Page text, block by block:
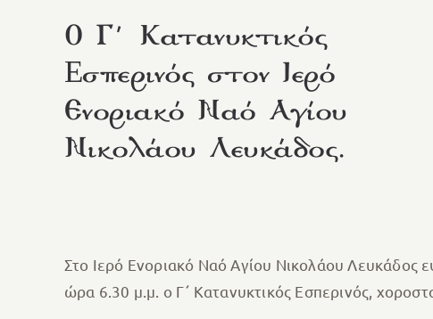
Ο Γ΄ Κατανυκτικός
Eσπερινός στον Ιερό
Ενοριακό Ναό Αγίου
Νικολάου Λευκάδος.
Στο Ιερό Ενοριακό Ναό Αγίου Νικολάου Λευκάδος
ώρα 6.30 μ.μ. ο Γ΄ Κατανυκτικός Εσπερινός,